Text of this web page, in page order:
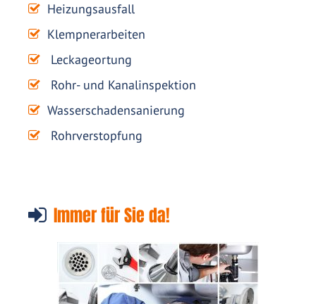
Heizungsausfall
Klempnerarbeiten
Leckageortung
Rohr- und Kanalinspektion
Wasserschadensanierung
Rohrverstopfung
Immer für Sie da!